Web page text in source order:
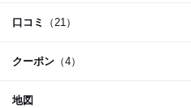
口コミ （21）
クーポン （4）
地図